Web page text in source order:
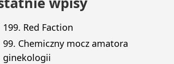
199. Red Faction
99. Chemiczny mocz amatora
ginekologii